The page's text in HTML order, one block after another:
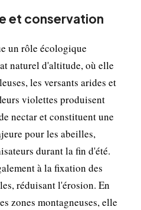
et conservation
un rôle écologique
naturel d'altitude, où elle
les versants arides et
violettes produisent
nectar et constituent une
pour les abeilles,
durant la fin d'été.
à la fixation des
réduisant l'érosion. En
zones montagneuses, elle